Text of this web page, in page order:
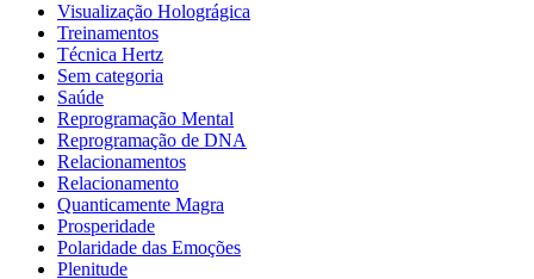
Visualização Holográgica
Treinamentos
Técnica Hertz
Sem categoria
Saúde
Reprogramação Mental
Reprogramação de DNA
Relacionamentos
Relacionamento
Quanticamente Magra
Prosperidade
Polaridade das Emoções
Plenitude